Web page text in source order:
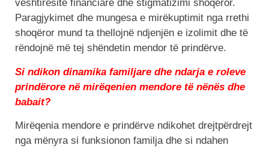
vështirësitë financiare dhe stigmatizimi shoqëror.
Paragjykimet dhe mungesa e mirëkuptimit nga rrethi
shoqëror mund ta thellojnë ndjenjën e izolimit dhe të
rëndojnë më tej shëndetin mendor të prindërve.
Si ndikon dinamika familjare dhe ndarja e roleve
prindërore në mirëqenien mendore të nënës dhe
babait?
Mirëqenia mendore e prindërve ndikohet drejtpërdrejt
nga mënyra si funksionon familja dhe si ndahen